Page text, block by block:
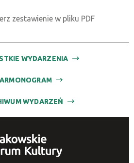
zestawienie w pliku PDF
WYDARZENIA
WYDARZEŃ